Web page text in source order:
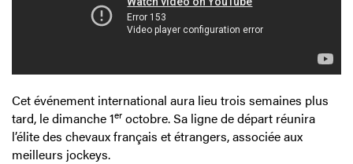
Cet événement international aura lieu trois semaines plus
tard, le dimanche 1er octobre. Sa ligne de départ réunira
l’élite des chevaux français et étrangers, associée aux
meilleurs jockeys.